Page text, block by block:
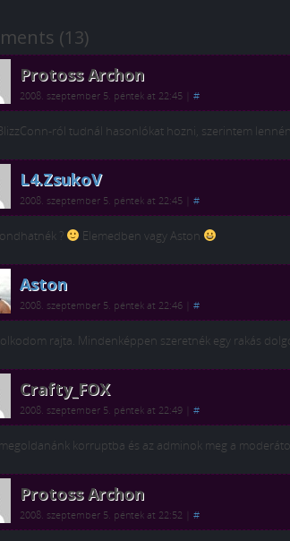
(13)
Protoss Archon
2008. szeptember 5. péntek at 22:45 #
ról tudnál hasonlókat hozni, szerintem
L4.ZsukoV
2008. szeptember 5. péntek at 22:45 #
? Elemedben vagy Aston
Aston
2008. szeptember 5. péntek at 22:46 #
rajta. Mindenképpen szeretnék egy rakás
Crafty_FOX
2008. szeptember 5. péntek at 22:49 #
korruptba és az adminok meg a
Protoss Archon
2008. szeptember 5. péntek at 22:52 #